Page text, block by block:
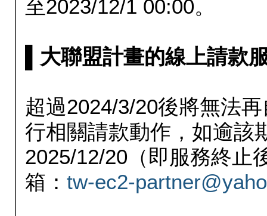
至2023/12/1 00:00。
▌大聯盟計畫的線上請款
超過2024/3/20後將無法
行相關請款動作，如逾該
2025/12/20（即服務終止
箱： tw-ec2-